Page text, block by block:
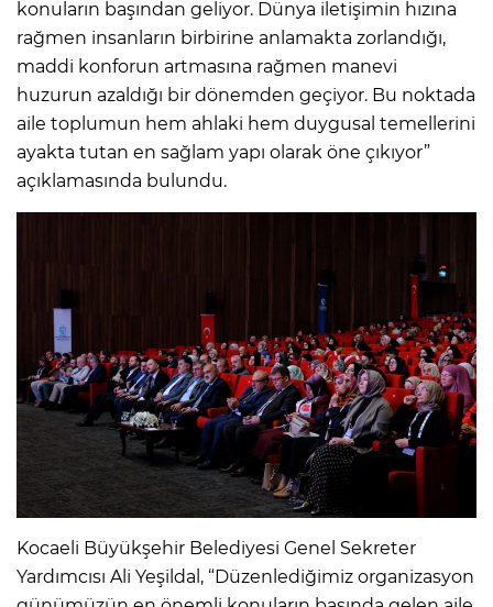
konuların başından geliyor. Dünya iletişimin hızına
rağmen insanların birbirine anlamakta zorlandığı,
maddi konforun artmasına rağmen manevi
huzurun azaldığı bir dönemden geçiyor. Bu noktada
aile toplumun hem ahlaki hem duygusal temellerini
ayakta tutan en sağlam yapı olarak öne çıkıyor”
açıklamasında bulundu.
Kocaeli Büyükşehir Belediyesi Genel Sekreter
Yardımcısı Ali Yeşildal, “Düzenlediğimiz organizasyon